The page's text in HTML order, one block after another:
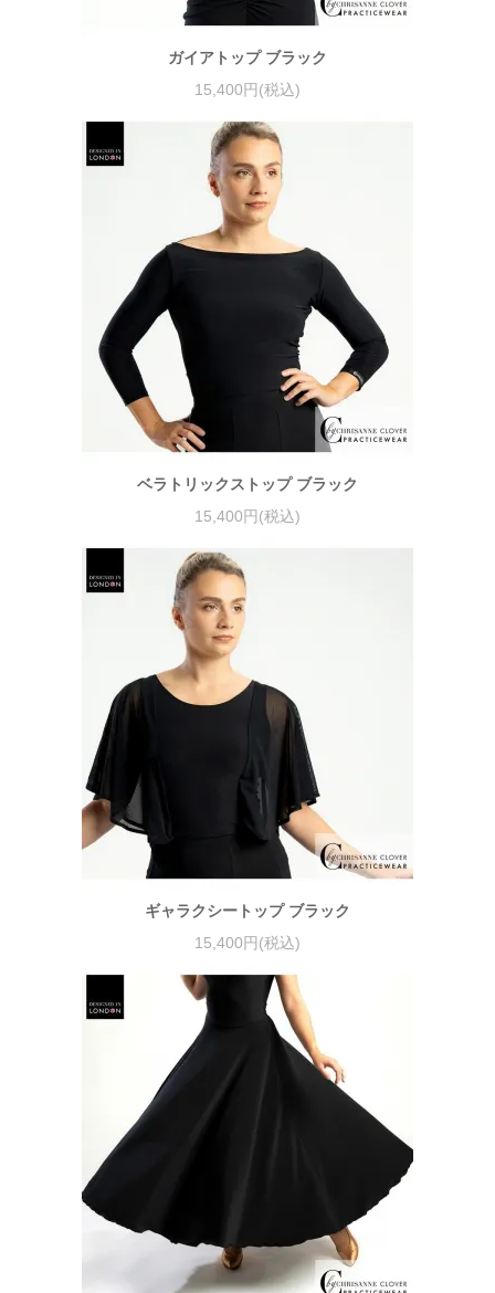
ガイアトップ ブラック
15,400円(税込)
ベラトリックストップ ブラック
15,400円(税込)
ギャラクシートップ ブラック
15,400円(税込)